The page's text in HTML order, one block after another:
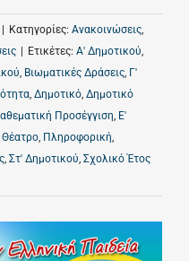
Κατηγορίες: Ανακοινώσεις,
Ετικέτες: Α' Δημοτικού,
, Βιωματικές Δράσεις, Γ'
, Δημοτικό, Δημοτικό
Προσέγγιση, Ε'
Θέατρο, Πληροφορική,
, Στ' Δημοτικού, Σχολικό Έτος